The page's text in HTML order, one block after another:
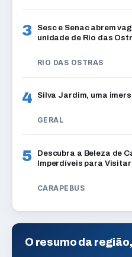
3
Sesc e Senac abrem
unidade de Rio das
RIO DAS OSTRAS
4 Silva Jardim, uma
GERAL
5
Descubra a Beleza de
Imperdíveis para Visitar
CARAPEBUS
O resumo da